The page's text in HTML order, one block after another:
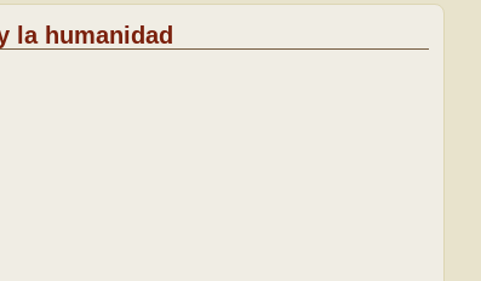
del Secà
Pere
la humanidad